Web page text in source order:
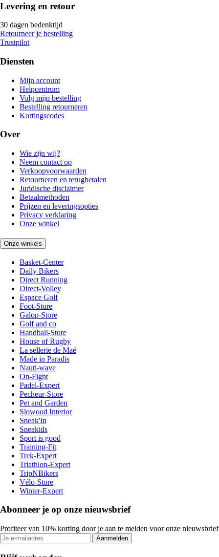
Levering en retour
30 dagen bedenktijd
Retourneer je bestelling
Trustpilot
Diensten
Mijn account
Helpcentrum
Volg mijn bestelling
Bestelling retourneren
Kortingscodes
Over
Wie zijn wij?
Neem contact op
Verkoopvoorwaarden
Retourneren en terugbetalen
Juridische disclaimer
Betaalmethoden
Prijzen en leveringsopties
Privacy verklaring
Onze winkel
Onze winkels
Basket-Center
Daily Bikers
Direct Running
Direct-Volley
Espace Golf
Foot-Store
Galop-Store
Golf and co
Handball-Store
House of Rugby
La sellerie de Maé
Made in Paradis
Nauti-wave
On-Fight
Padel-Expert
Pecheur-Store
Pet and Garden
Slowood Interior
Sneak'In
Sneakids
Sport is good
Training-Fit
Trek-Expert
Triathlon-Expert
TripNBikers
Vélo-Store
Winter-Expert
Abonneer je op onze nieuwsbrief
Profiteer van 10% korting door je aan te melden voor onze nieuwsbrief
Aanmelden